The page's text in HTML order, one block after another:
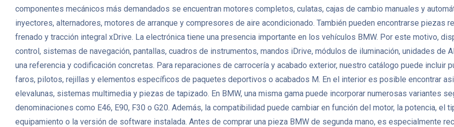
componentes mecánicos más demandados se encuentran motores completos, culatas, cajas de cambio manuales y
inyectores, alternadores, motores de arranque y compresores de aire acondicionado. También pueden encontrarse piezas
frenado y tracción integral xDrive. La electrónica tiene una presencia importante en los vehículos BMW. Por este motivo,
control, sistemas de navegación, pantallas, cuadros de instrumentos, mandos iDrive, módulos de iluminación, unidades de
una referencia y codificación concretas. Para reparaciones de carrocería y acabado exterior, nuestro catálogo puede incluir
faros, pilotos, rejillas y elementos específicos de paquetes deportivos o acabados M. En el interior es posible encontrar
elevalunas, sistemas multimedia y piezas de tapizado. En BMW, una misma gama puede incorporar numerosas variantes
denominaciones como E46, E90, F30 o G20. Además, la compatibilidad puede cambiar en función del motor, la potencia, el
equipamiento o la versión de software instalada. Antes de comprar una pieza BMW de segunda mano, es especialmente